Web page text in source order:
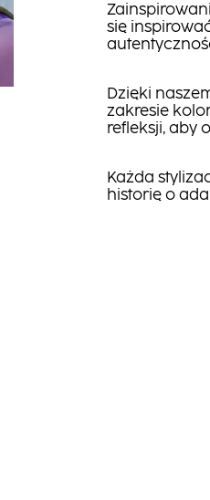
się
Dzięki
zakresie
refleksji, aby
Każda
historię o